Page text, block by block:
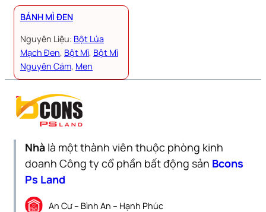
BÁNH MÌ ĐEN
Nguyên Liệu: Bột Lúa
Mạch Đen, Bột Mì, Bột Mì
Nguyên Cám, Men
Nhà là một thành viên thuộc phòng kinh
doanh Công ty cổ phần bất động sản Bcons
Ps Land
An Cư – Bình An – Hạnh Phúc